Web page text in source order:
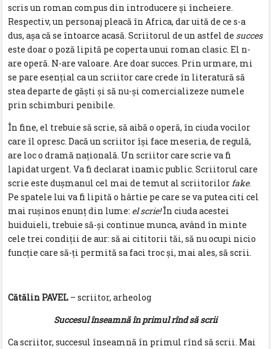
scris un roman compus din introducere și încheiere.
Respectiv, un personaj pleacă în Africa, dar uită de ce s-a
dus, așa că se întoarce acasă. Scriitorul de un astfel de succes
este doar o poză lipită pe coperta unui roman clasic. El n-
are operă. N-are valoare. Are doar succes. Prin urmare, mi
se pare esențial ca un scriitor care crede în literatură să
stea departe de găști și să nu-și comercializeze numele
prin schimburi penibile.
În fine, el trebuie să scrie, să aibă o operă, în ciuda vocilor
care îl opresc. Dacă un scriitor își face meseria, de regulă,
are loc o dramă națională. Un scriitor care scrie va fi
lapidat urgent. Va fi declarat inamic public. Scriitorul care
scrie este dușmanul cel mai de temut al scriitorilor fake.
Pe spatele lui va fi lipită o hârtie pe care se va putea citi cel
mai rușinos enunț din lume: el scrie!În ciuda acestei
huiduieli, trebuie să-și continue munca, având în minte
cele trei condiții de aur: să ai cititorii tăi, să nu ocupi nicio
funcție care să-ți permită sa faci troc și, mai ales, să scrii.
Cătălin PAVEL – scriitor, arheolog
Succesul înseamnă în primul rînd să scrii
Ca scriitor, succesul înseamnă în primul rînd să scrii. Mai